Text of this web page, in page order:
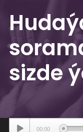
sizde
Аудиоплеер
00:00